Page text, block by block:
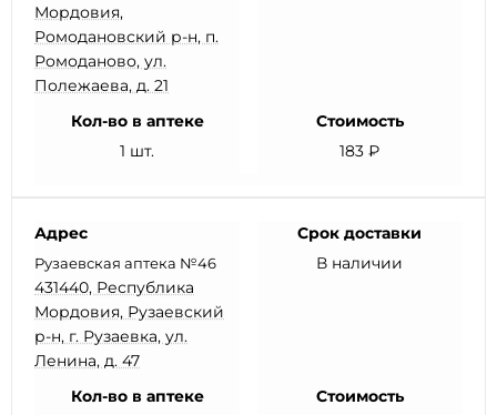
Мордовия,
Ромодановский р-н, п.
Ромоданово, ул.
Полежаева, д. 21
Кол-во в аптеке
1 шт.
Стоимость
183 ₽
Адрес
Рузаевская аптека №46
431440, Республика
Мордовия, Рузаевский
р-н, г. Рузаевка, ул.
Ленина, д. 47
Срок доставки
В наличии
Кол-во в аптеке
Стоимость